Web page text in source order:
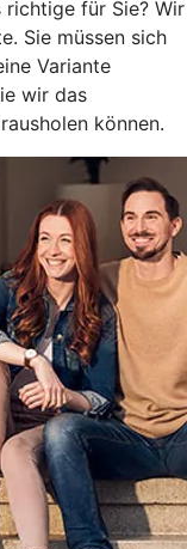
für Sie? Wir
Sie müssen sich
Variante
wir das
können.